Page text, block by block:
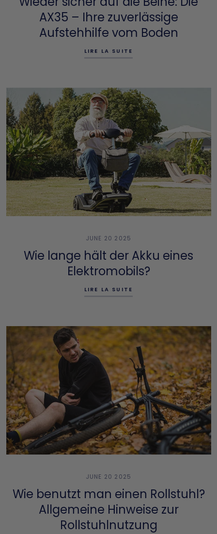
AX35 – Ihre zuverlässige
Aufstehhilfe vom Boden
LIRE LA SUITE
JUNE 20 2025
Wie lange hält der Akku eines
Elektromobils?
LIRE LA SUITE
JUNE 20 2025
Wie benutzt man einen Rollstuhl?
Allgemeine Hinweise zur
Rollstuhlnutzung